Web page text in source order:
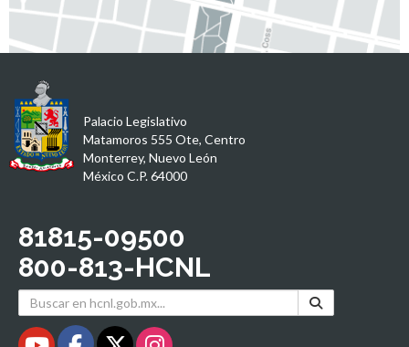
Palacio Legislativo
Matamoros 555 Ote, Centro
Monterrey, Nuevo León
México C.P. 64000
81815-09500
800-813-HCNL